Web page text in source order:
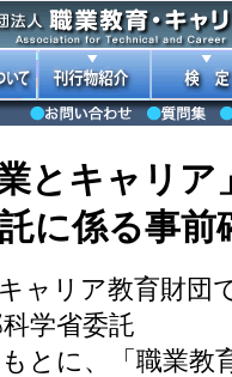
とキャリ
に係る事前
ャリア教育財団
学省委託
とに、「職業教